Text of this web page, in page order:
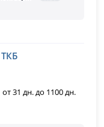
от 31 дн. до 1100 дн.